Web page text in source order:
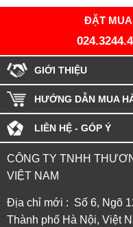
ĐẶT
GIỚI THIỆU
HƯỚNG DẪN MUA
LIÊN HỆ - GÓP Ý
CÔNG TY TNHH
VIỆT NAM
Địa chỉ mới : Số 6, Ngõ
Thành phố Hà Nội, Việt